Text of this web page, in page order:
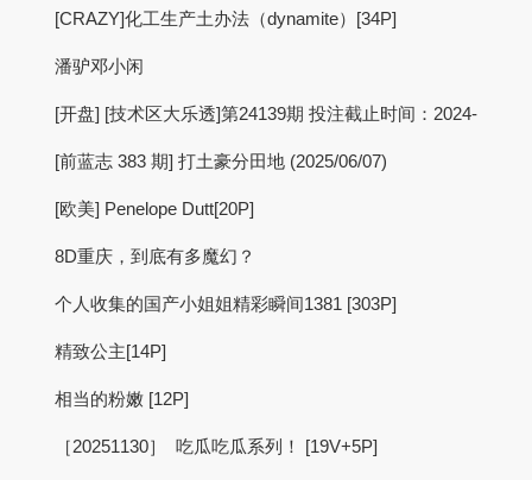
[CRAZY]化工生产土办法（dynamite）[34P]
潘驴邓小闲
[开盘] [技术区大乐透]第24139期 投注截止时间：2024-
[前蓝志 383 期] 打土豪分田地 (2025/06/07)
[欧美] Penelope Dutt[20P]
8D重庆，到底有多魔幻？
个人收集的国产小姐姐精彩瞬间1381 [303P]
精致公主[14P]
相当的粉嫩 [12P]
［20251130］ 吃瓜吃瓜系列！ [19V+5P]